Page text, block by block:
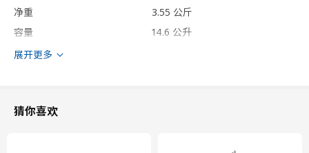
净重
3.55 公斤
容量
14.6 公升
重量
展开更多
猜你喜欢